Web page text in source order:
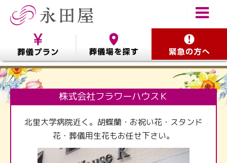
株式会社フラワーハウスＫ
北里大学病院近く。胡蝶蘭・お祝い花・スタンド
花・葬儀用生花もお任せ下さい。